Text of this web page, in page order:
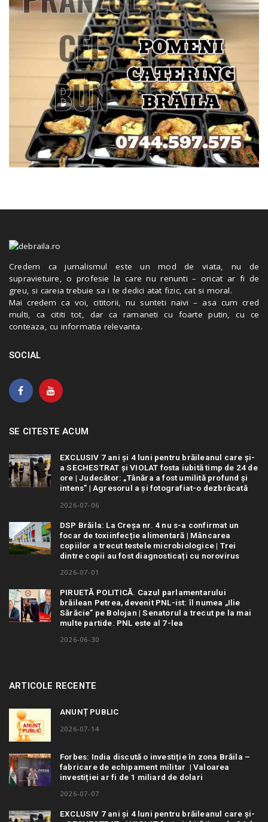
Credem ca jurnalismul este un mod de viata, nu de
supravietuire, o profesie la care nu renunti – oricat ar fi de
greu, si careia trebuie sa i te dedici atat fizic, cat si moral.
Mai credem ca voi, cititorii, nu sunteti naivi – asa cum cred
multi, ca cititi tot, dar ca ramaneti cu foarte putin, cu ce
conteaza, cu informatia relevanta.
SOCIAL
SE CITESTE ACUM
EXCLUSIV 7 ani și 4 luni pentru brăileanul care și-
a SECHESTRAT și VIOLAT fosta iubită timp de 24 de
ore | Judecător: „Tânăra a fost umilită profund și
intens” | Agresorul a și fotografiat-o dezbrăcată
2026-07-06
DSP Brăila: La Creșa nr. 4 nu s-a confirmat un
focar de toxiinfecție alimentară | Mâncarea
copiilor a trecut testele microbiologice | Trei
dintre copii au fost diagnosticați cu norovirus
2026-07-01
PIRUETĂ POLITICĂ. Cazul parlamentarului
brăilean Petrea, devenit PNL-ist: îl numea „Ilie
Sărăcie” pe Bolojan | Senatorul a trecut pe la mai
multe partide. PNL este al 7-lea
2026-06-30
ARTICOLE RECENTE
ANUNȚ PUBLIC
2026-07-14
Forbes: India discută o investiție în zona Brăila –
fabricare de echipament militar | Valoarea
investiției ar fi de 1 miliard de dolari
2026-07-07
EXCLUSIV 7 ani și 4 luni pentru brăileanul care și-